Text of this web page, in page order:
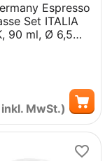
Espresso
Set ITALIA
90 ml, Ø 6,5
á 6 Stück,
inkl. MwSt.)